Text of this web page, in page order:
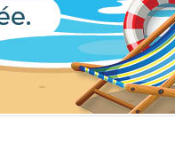
Achat en
Nous
Politique de